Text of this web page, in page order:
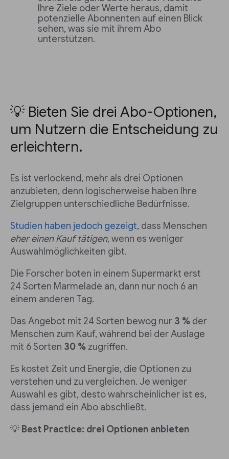
Ihre Ziele oder Werte heraus, damit
potenzielle Abonnenten auf einen Blick
sehen, was sie mit ihrem Abo
unterstützen.
💡 Bieten Sie drei Abo-Optionen,
um Nutzern die Entscheidung zu
erleichtern.
Es ist verlockend, mehr als drei Optionen
anzubieten, denn logischerweise haben Ihre
Zielgruppen unterschiedliche Bedürfnisse.
Studien haben jedoch gezeigt, dass Menschen
eher einen Kauf tätigen, wenn es weniger
Auswahlmöglichkeiten gibt.
Die Forscher boten in einem Supermarkt erst
24 Sorten Marmelade an, dann nur noch 6 an
einem anderen Tag.
Das Angebot mit 24 Sorten bewog nur 3 % der
Menschen zum Kauf, während bei der Auslage
mit 6 Sorten 30 % zugriffen.
Es kostet Zeit und Energie, die Optionen zu
verstehen und zu vergleichen. Je weniger
Auswahl es gibt, desto wahrscheinlicher ist es,
dass jemand ein Abo abschließt.
💡 Best Practice: drei Optionen anbieten